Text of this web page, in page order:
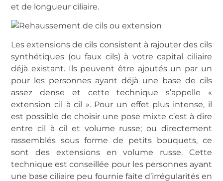
et de longueur ciliaire.
Les extensions de cils consistent à rajouter des cils
synthétiques (ou faux cils) à votre capital ciliaire
déjà existant. Ils peuvent être ajoutés un par un
pour les personnes ayant déjà une base de cils
assez dense et cette technique s’appelle «
extension cil à cil ». Pour un effet plus intense, il
est possible de choisir une pose mixte c’est à dire
entre cil à cil et volume russe; ou directement
rassemblés sous forme de petits bouquets, ce
sont des extensions en volume russe. Cette
technique est conseillée pour les personnes ayant
une base ciliaire peu fournie faite d’irrégularités en